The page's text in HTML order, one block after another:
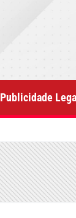
Publicidade Legal